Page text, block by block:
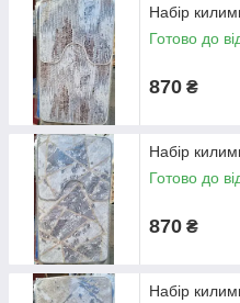
Набір
Готово до
870 ₴
Набір
Готово до
870 ₴
Набір